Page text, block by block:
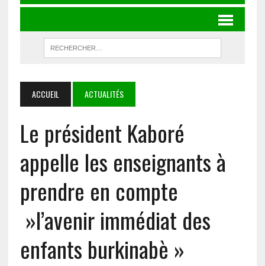
ACCUEIL ACTUALITÉS
Le président Kaboré
appelle les enseignants à
prendre en compte
»l’avenir immédiat des
enfants burkinabè »